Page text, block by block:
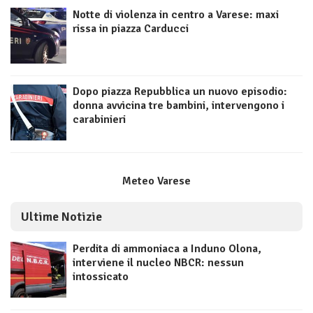
Notte di violenza in centro a Varese: maxi
rissa in piazza Carducci
Dopo piazza Repubblica un nuovo episodio:
donna avvicina tre bambini, intervengono i
carabinieri
Meteo Varese
Ultime Notizie
Perdita di ammoniaca a Induno Olona,
interviene il nucleo NBCR: nessun
intossicato